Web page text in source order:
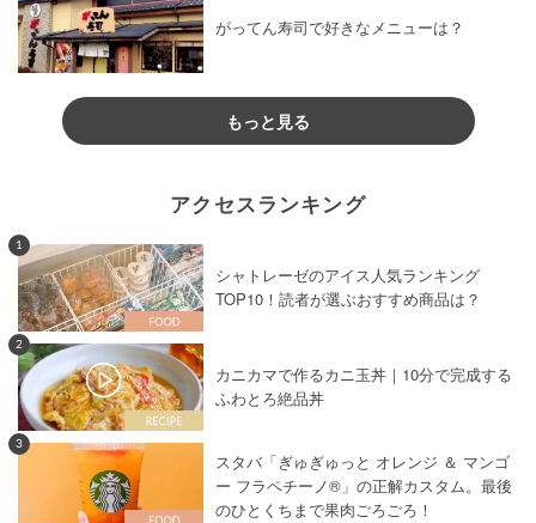
がってん寿司で好きなメニューは？
もっと見る
アクセスランキング
1
シャトレーゼのアイス人気ランキング
TOP10！読者が選ぶおすすめ商品は？
2
カニカマで作るカニ玉丼｜10分で完成する
ふわとろ絶品丼
3
スタバ「ぎゅぎゅっと オレンジ ＆ マンゴ
ー フラペチーノ®」の正解カスタム。最後
のひとくちまで果肉ごろごろ！